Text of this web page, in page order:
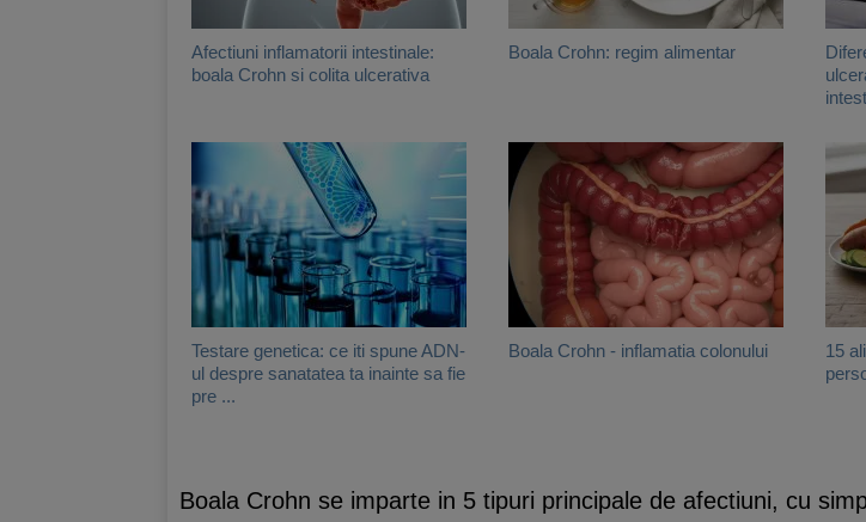
Afectiuni inflamatorii intestinale:
boala Crohn si colita ulcerativa
Boala Crohn: regim alimentar
Testare genetica: ce iti spune ADN-
ul despre sanatatea ta inainte sa fie
pre ...
Boala Crohn - inflamatia colonului
15
Boala Crohn se imparte in 5 tipuri principale de afectiuni, cu